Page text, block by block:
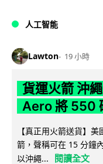
人工智能
Lawton 19 小時
貨運火箭 沖
Aero 將 550
【真正用火箭送貨】
箭，聲稱可在 15 分鐘
以沖繩...
閱讀全文